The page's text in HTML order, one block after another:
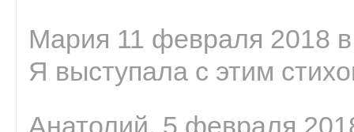
Мария 11 февраля 2018
Я выступала с этим
Анатолий. 5 февраля